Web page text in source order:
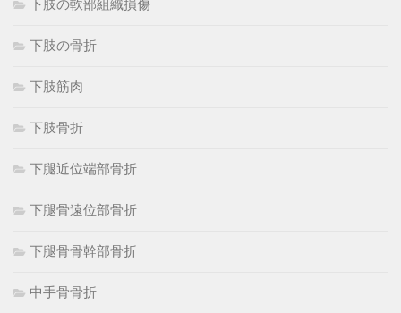
下肢の軟部組織損傷
下肢の骨折
下肢筋肉
下肢骨折
下腿近位端部骨折
下腿骨遠位部骨折
下腿骨骨幹部骨折
中手骨骨折